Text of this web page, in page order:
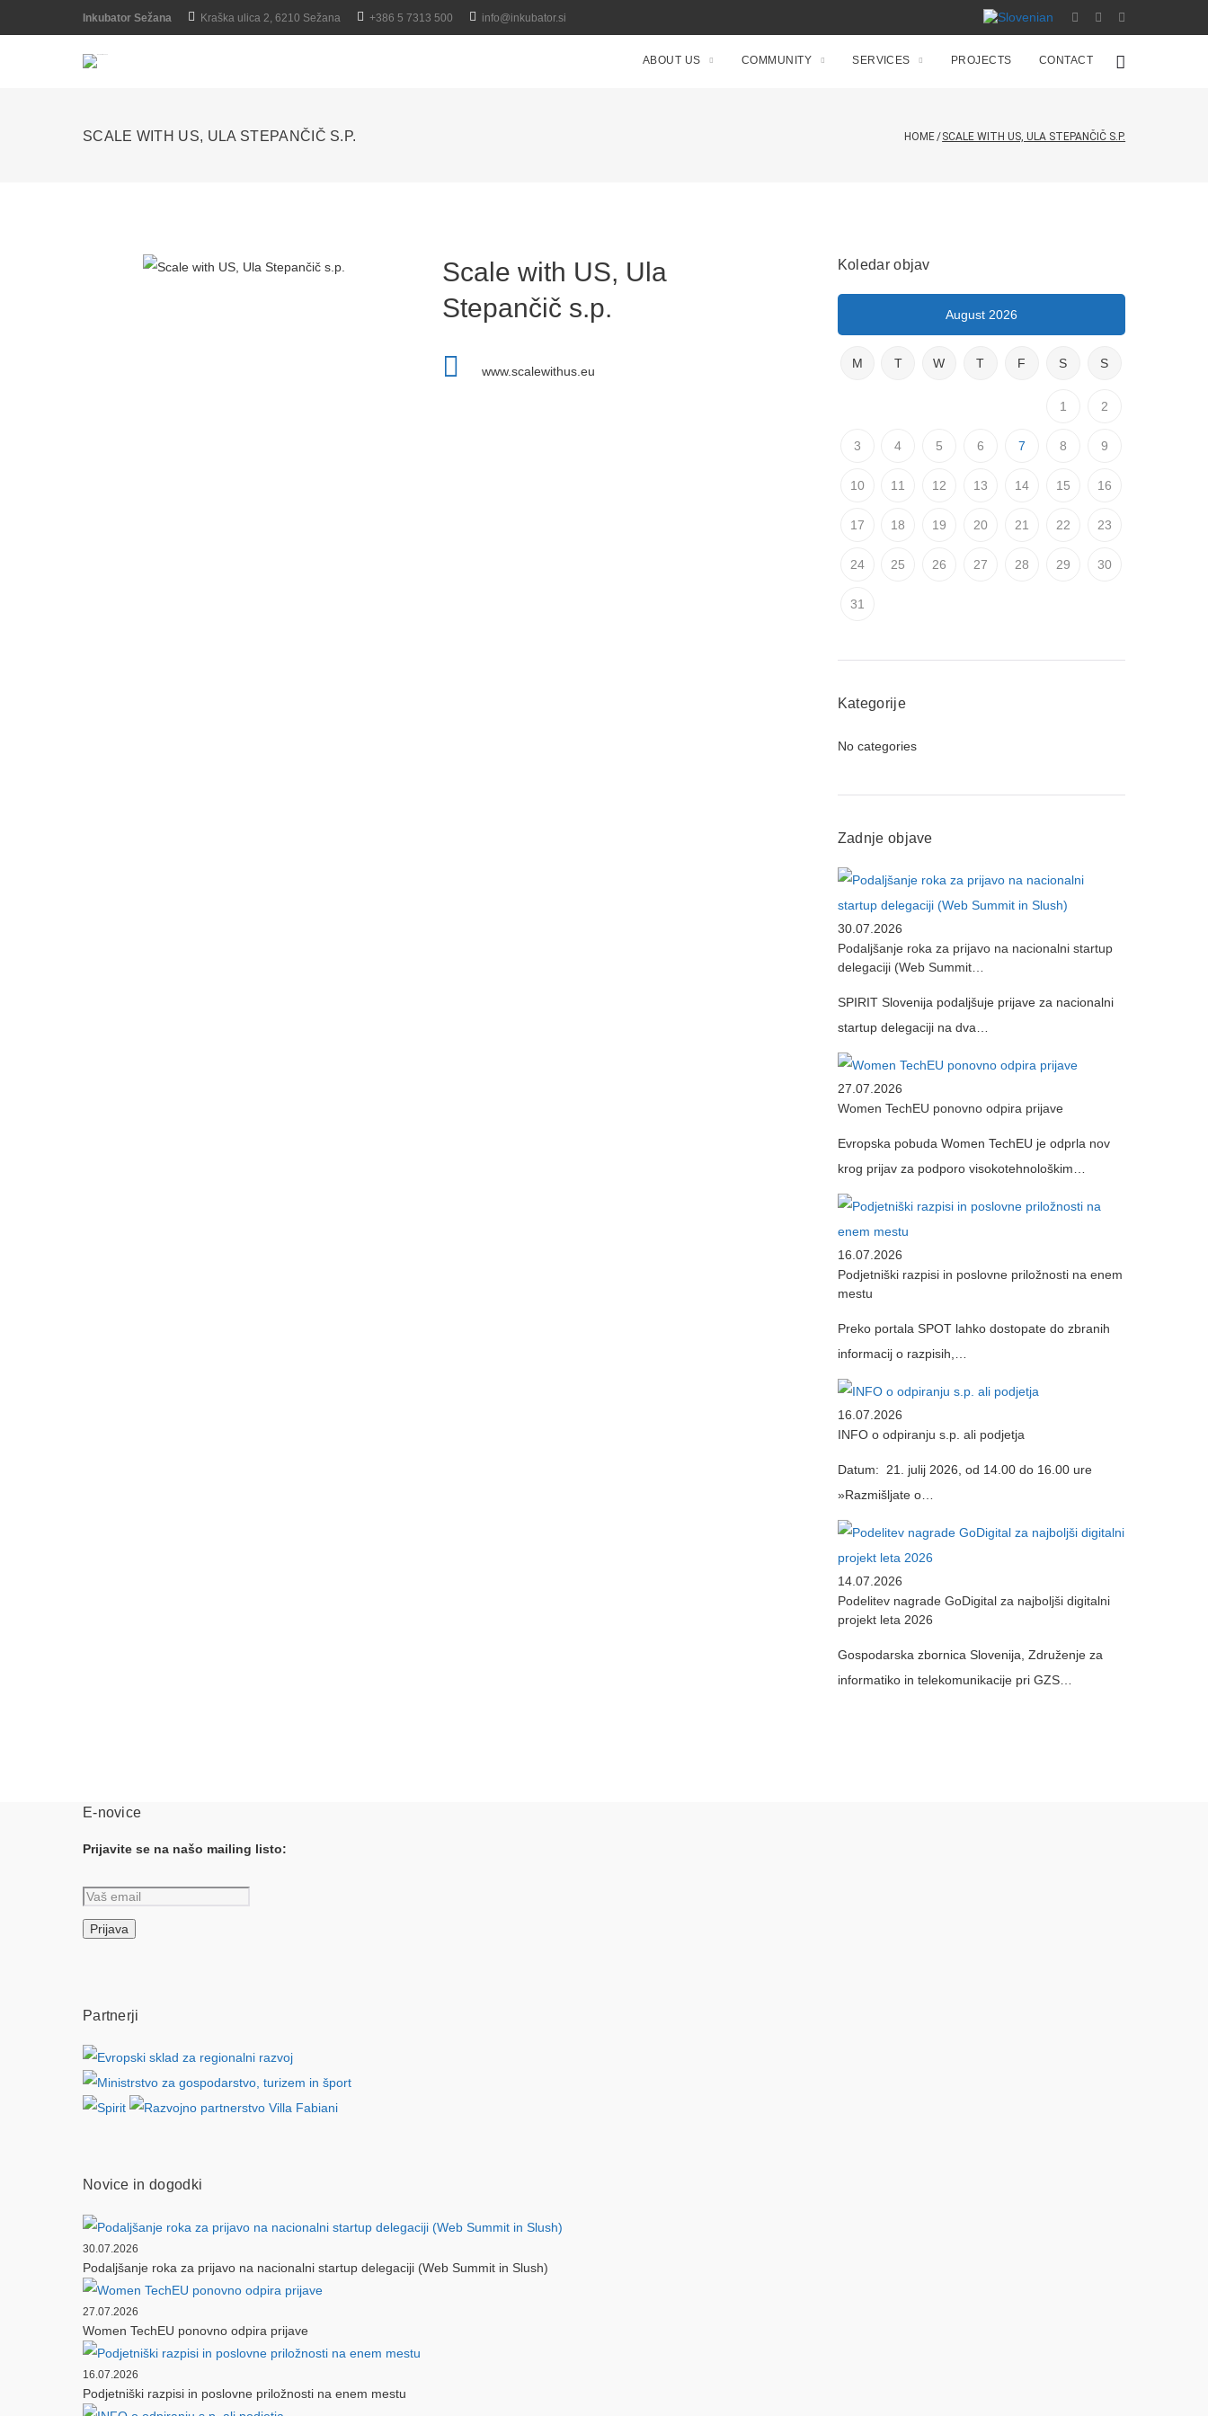
Inkubator Sežana Kraška ulica 2, 6210 Sežana +386 5 7313 500 info@inkubator.si
ABOUT US COMMUNITY SERVICES PROJECTS CONTACT
SCALE WITH US, ULA STEPANČIČ S.P. HOME/SCALE WITH US, ULA STEPANČIČ S.P.
Scale with US, Ula
Stepančič s.p.
www.scalewithus.eu
Koledar objav
August 2026
M T W T F S S
1 2
3 4 5 6 7 8 9
10 11 12 13 14 15 16
17 18 19 20 21 22 23
24 25 26 27 28 29 30
31
Kategorije
No categories
Zadnje objave
30.07.2026
Podaljšanje roka za prijavo na nacionalni startup
delegaciji (Web Summit…
SPIRIT Slovenija podaljšuje prijave za nacionalni
startup delegaciji na dva…
27.07.2026
Women TechEU ponovno odpira prijave
Evropska pobuda Women TechEU je odprla nov
krog prijav za podporo visokotehnološkim…
16.07.2026
Podjetniški razpisi in poslovne priložnosti na enem
mestu
Preko portala SPOT lahko dostopate do zbranih
informacij o razpisih,…
16.07.2026
INFO o odpiranju s.p. ali podjetja
Datum: 21. julij 2026, od 14.00 do 16.00 ure
»Razmišljate o…
14.07.2026
Podelitev nagrade GoDigital za najboljši digitalni
projekt leta 2026
Gospodarska zbornica Slovenija, Združenje za
informatiko in telekomunikacije pri GZS…
E-novice
Prijavite se na našo mailing listo:
Partnerji
Novice in dogodki
30.07.2026
Podaljšanje roka za prijavo na nacionalni startup delegaciji (Web Summit in Slush)
27.07.2026
Women TechEU ponovno odpira prijave
16.07.2026
Podjetniški razpisi in poslovne priložnosti na enem mestu